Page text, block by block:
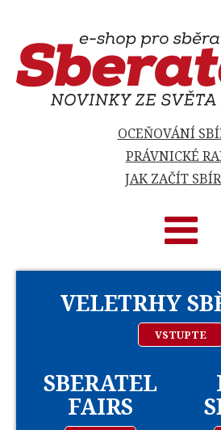
OCEŇOVÁNÍ
PRÁVNICKÉ
JAK ZAČÍT
VELETRHY
VSTUPTE
SBERATEL
FAIRS